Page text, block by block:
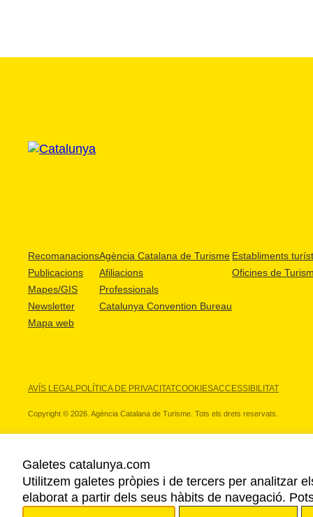
Recomanacions
Publicacions
Mapes/GIS
Newsletter
Mapa web
Agència Catalana de Turisme
Afiliacions
Professionals
Catalunya Convention Bureau
Establiments
Oficines de
AVÍS LEGALPOLÍTICA DE PRIVACITATCOOKIESACCESSIBILITAT
Copyright © 2026. Agència Catalana de Turisme. Tots els drets reservats.
ELS NOSTRES PARTNERS
Galetes catalunya.com
Utilitzem galetes pròpies i de tercers per analitzar
elaborat a partir dels seus hàbits de navegació.